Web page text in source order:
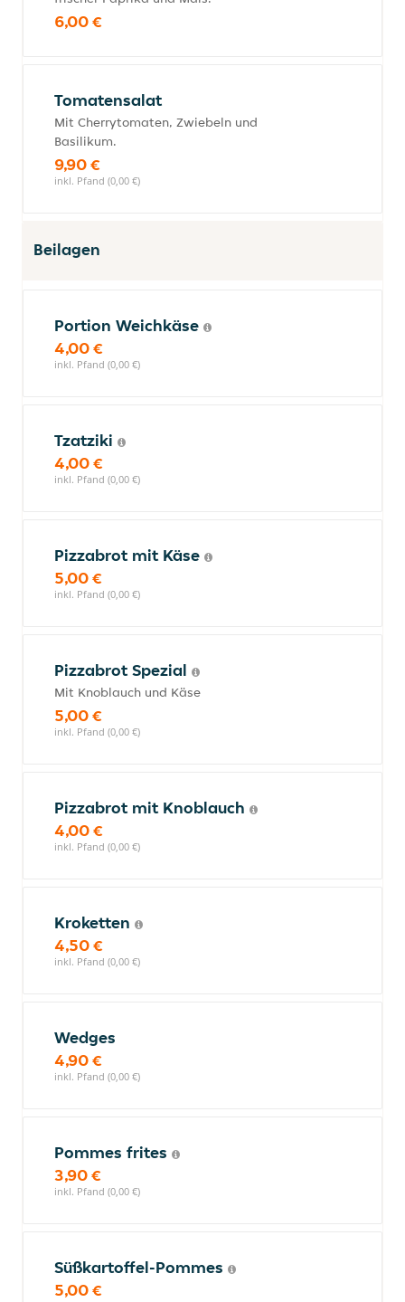
6,00 €
Tomatensalat
Mit Cherrytomaten, Zwiebeln und
Basilikum.
9,90 €
inkl. Pfand (0,00 €)
Beilagen
Portion Weichkäse
4,00 €
inkl. Pfand (0,00 €)
Tzatziki
4,00 €
inkl. Pfand (0,00 €)
Pizzabrot mit Käse
5,00 €
inkl. Pfand (0,00 €)
Pizzabrot Spezial
Mit Knoblauch und Käse
5,00 €
inkl. Pfand (0,00 €)
Pizzabrot mit Knoblauch
4,00 €
inkl. Pfand (0,00 €)
Kroketten
4,50 €
inkl. Pfand (0,00 €)
Wedges
4,90 €
inkl. Pfand (0,00 €)
Pommes frites
3,90 €
inkl. Pfand (0,00 €)
Süßkartoffel-Pommes
5,00 €